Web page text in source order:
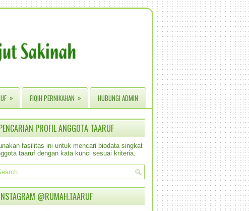
» FIQIH PERNIKAHAN » HUBUNGI ADMIN
PROFIL ANGGOTA TAARUF
fasilitas ini untuk mencari biodata singkat
taaruf dengan kata kunci sesuai kriteria.
@RUMAH.TAARUF